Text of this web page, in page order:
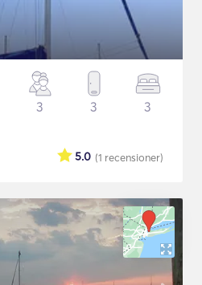
3 3 3
(1 recensioner)
5.0